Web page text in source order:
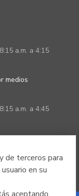
de terceros para
en su
a.m. a 4:15
medios
a.m. a 4:45